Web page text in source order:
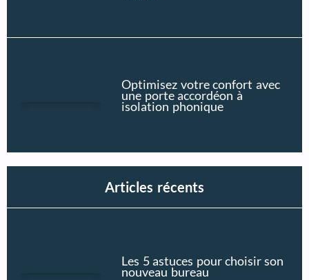
Optimisez votre confort avec
une porte accordéon à
isolation phonique
Articles récents
Les 5 astuces pour choisir son
nouveau bureau